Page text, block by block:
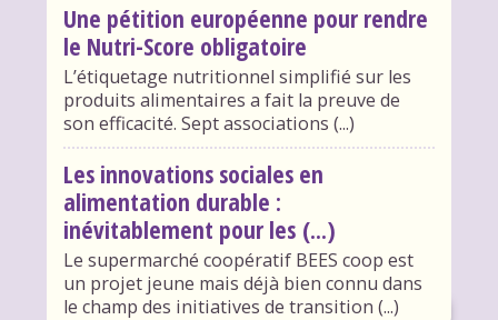
Une pétition européenne pour rendre
le Nutri-Score obligatoire
L’étiquetage nutritionnel simplifié sur les
produits alimentaires a fait la preuve de
son efficacité. Sept associations (...)
Les innovations sociales en
alimentation durable :
inévitablement pour les (...)
Le supermarché coopératif BEES coop est
un projet jeune mais déjà bien connu dans
le champ des initiatives de transition (...)